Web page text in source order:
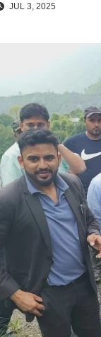
JUL 3, 2025